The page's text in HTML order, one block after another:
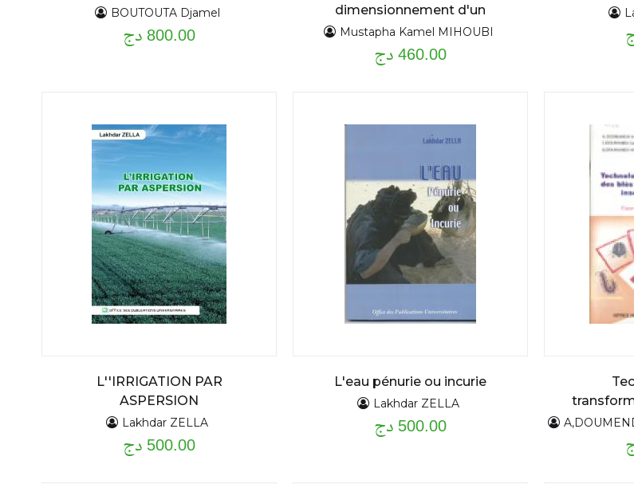
dimensionnement d'un
barrage deversoir sur une
fondation non rocheuse
Mustapha Kamel MIHOUBI
460.00 دج
BOUTOUTA Djamel
800.00 دج
L'eau pénurie ou incurie
Lakhdar ZELLA
500.00 دج
L''IRRIGATION PAR
ASPERSION
Lakhdar ZELLA
500.00 دج